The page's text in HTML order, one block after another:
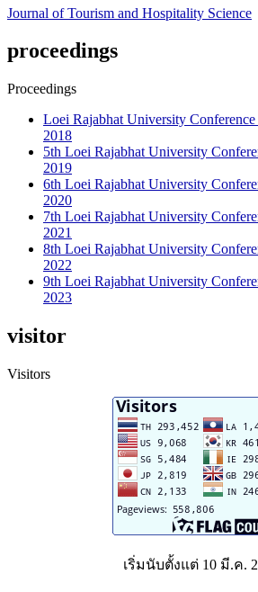
Journal of Tourism and Hospitality Science
proceedings
Proceedings
Loei Rajabhat University
2018
5th Loei Rajabhat University
2019
6th Loei Rajabhat University
2020
7th Loei Rajabhat University
2021
8th Loei Rajabhat University
2022
9th Loei Rajabhat University
2023
visitor
Visitors
เริ่มนับตั้งแต่ 10 มี.ค.